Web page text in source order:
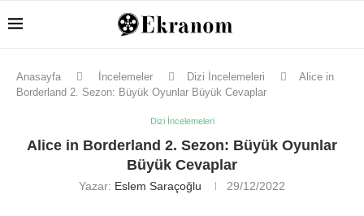
Anasayfa İncelemeler Dizi İncelemeleri
Alice in
Borderland 2. Sezon: Büyük Oyunlar Büyük Cevaplar
Dizi İncelemeleri
Alice in Borderland 2. Sezon: Büyük Oyunlar
Büyük Cevaplar
Yazar: Eslem Saraçoğlu 29/12/2022